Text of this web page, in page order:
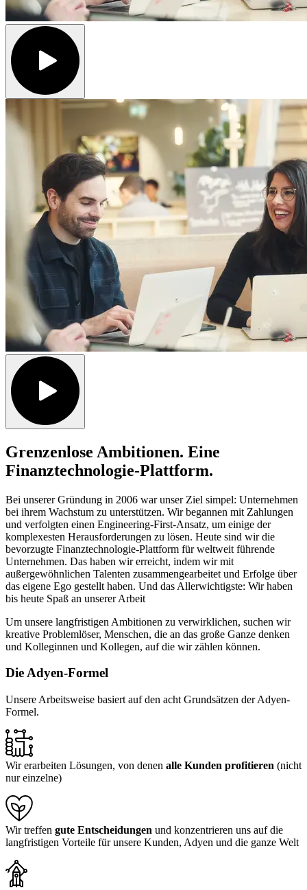
Grenzenlose Ambitionen. Eine
Finanztechnologie-Plattform.
Bei unserer Gründung in 2006 war unser Ziel simpel: Unternehmen
bei ihrem Wachstum zu unterstützen. Wir begannen mit Zahlungen
und verfolgten einen Engineering-First-Ansatz, um einige der
komplexesten Herausforderungen zu lösen. Heute sind wir die
bevorzugte Finanztechnologie-Plattform für weltweit führende
Unternehmen. Das haben wir erreicht, indem wir mit
außergewöhnlichen Talenten zusammengearbeitet und Erfolge über
das eigene Ego gestellt haben. Und das Allerwichtigste: Wir haben
bis heute Spaß an unserer Arbeit
Um unsere langfristigen Ambitionen zu verwirklichen, suchen wir
kreative Problemlöser, Menschen, die an das große Ganze denken
und Kolleginnen und Kollegen, auf die wir zählen können.
Die Adyen-Formel
Unsere Arbeitsweise basiert auf den acht Grundsätzen der Adyen-
Formel.
Wir erarbeiten Lösungen, von denen alle Kunden profitieren (nicht
nur einzelne)
Wir treffen gute Entscheidungen und konzentrieren uns auf die
langfristigen Vorteile für unsere Kunden, Adyen und die ganze Welt